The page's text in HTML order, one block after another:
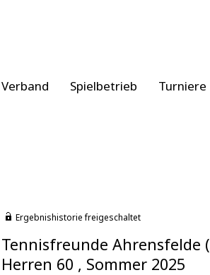
Verband Spielbetrieb Turniere
Ergebnishistorie freigeschaltet
Tennisfreunde Ahrensfelde
Herren 60 , Sommer 2025